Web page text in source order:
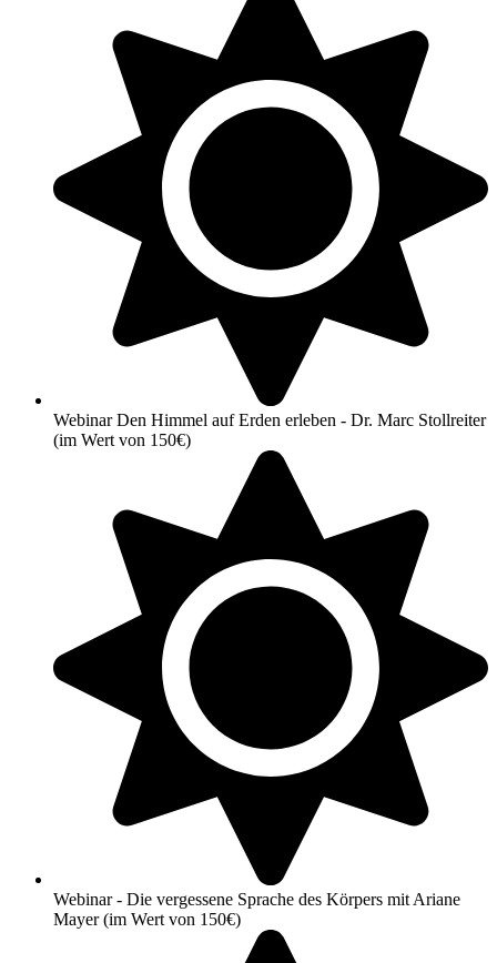
Webinar Den Himmel auf Erden erleben - Dr. Marc Stollreiter
(im Wert von 150€)
Webinar - Die vergessene Sprache des Körpers mit Ariane
Mayer (im Wert von 150€)